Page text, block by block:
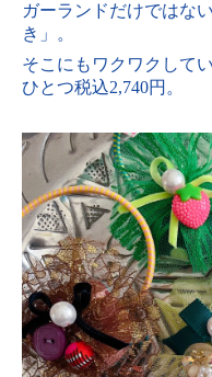
ガーランドだけではな
き」。
そこにもワクワクして
ひとつ税込2,740円。